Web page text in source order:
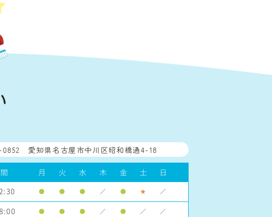
0852 愛知県名古屋市中川区昭和橋通4-18
月 火 水 木 金 土
日
● ● ● ／ ● ★ ／
● ● ● ／ ● ／ ／